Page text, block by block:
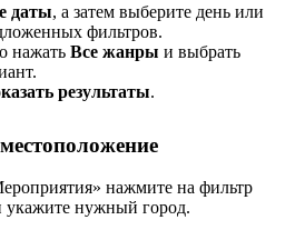
даты, а затем выберите день или
фильтров.
нажать Все жанры и выбрать
результаты.
нажмите на фильтр
укажите нужный город.